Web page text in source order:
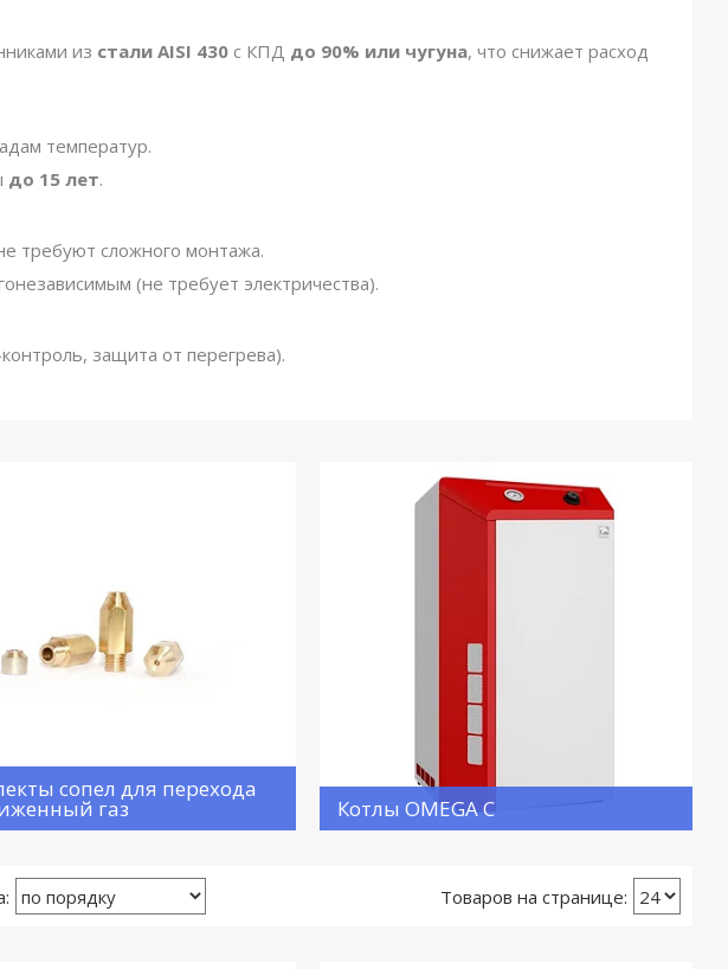
из стали AISI 430 с КПД до 90% или чугуна, что снижает расход
температур.
до 15 лет.
требуют сложного монтажа.
(не требует электричества).
контроль, защита от перегрева).
сопел для перехода
газ Котлы OMEGA C